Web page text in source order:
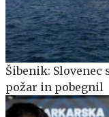
Šibenik:
požar in pobegnil